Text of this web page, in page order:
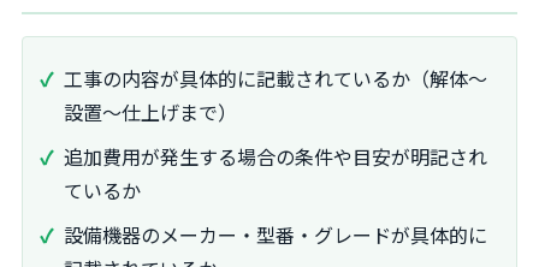
工事の内容が具体的に記載されているか（解体～
設置～仕上げまで）
追加費用が発生する場合の条件や目安が明記され
ているか
設備機器のメーカー・型番・グレードが具体的に